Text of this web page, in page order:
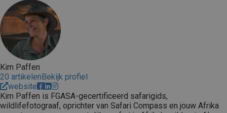
Kim Paffen
20 artikelenBekijk profiel
website
Kim Paffen is FGASA-gecertificeerd safarigids,
wildlifefotograaf, oprichter van Safari Compass en jouw Afrika